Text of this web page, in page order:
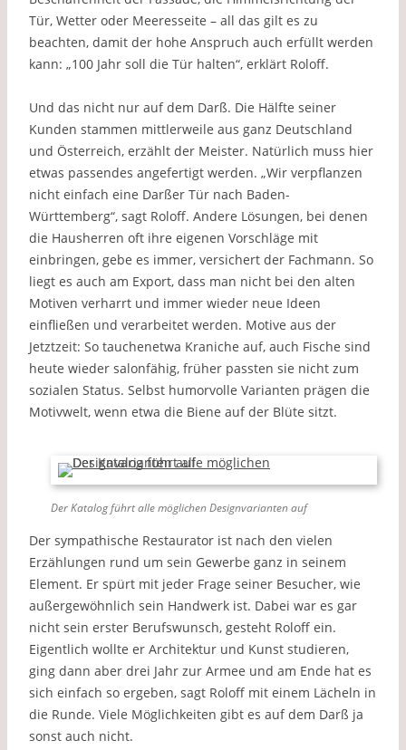
Tür, Wetter oder Meeresseite – all das gilt es zu
beachten, damit der hohe Anspruch auch erfüllt werden
kann: „100 Jahr soll die Tür halten“, erklärt Roloff.
Und das nicht nur auf dem Darß. Die Hälfte seiner
Kunden stammen mittlerweile aus ganz Deutschland
und Österreich, erzählt der Meister. Natürlich muss hier
etwas passendes angefertigt werden. „Wir verpflanzen
nicht einfach eine Darßer Tür nach Baden-
Württemberg“, sagt Roloff. Andere Lösungen, bei denen
die Hausherren oft ihre eigenen Vorschläge mit
einbringen, gebe es immer, versichert der Fachmann. So
liegt es auch am Export, dass man nicht bei den alten
Motiven verharrt und immer wieder neue Ideen
einfließen und verarbeitet werden. Motive aus der
Jetztzeit: So tauchenetwa Kraniche auf, auch Fische sind
heute wieder salonfähig, früher passten sie nicht zum
sozialen Status. Selbst humorvolle Varianten prägen die
Motivwelt, wenn etwa die Biene auf der Blüte sitzt.
Der Katalog führt alle möglichen Designvarianten auf
Der sympathische Restaurator ist nach den vielen
Erzählungen rund um sein Gewerbe ganz in seinem
Element. Er spürt mit jeder Frage seiner Besucher, wie
außergewöhnlich sein Handwerk ist. Dabei war es gar
nicht sein erster Berufswunsch, gesteht Roloff ein.
Eigentlich wollte er Architektur und Kunst studieren,
ging dann aber drei Jahr zur Armee und am Ende hat es
sich einfach so ergeben, sagt Roloff mit einem Lächeln in
die Runde. Viele Möglichkeiten gibt es auf dem Darß ja
sonst auch nicht.